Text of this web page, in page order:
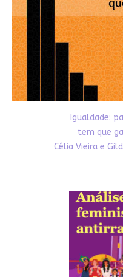
Igualdade:
tem que
Célia Vieira e